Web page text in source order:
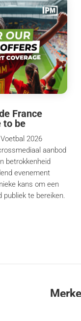
France
to be
2026
aanbod
betrokkenheid
evenement
kans om een
publiek te bereiken.